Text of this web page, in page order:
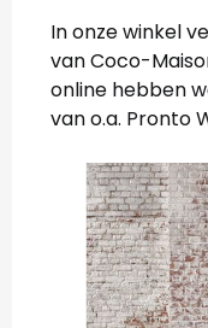
In onze winkel
van Coco-
online hebben
van o.a. Pronto